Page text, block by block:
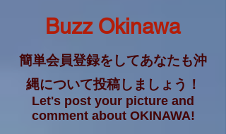
Buzz Okinawa
簡単会員登録をしてあなたも沖
縄について投稿しましょう！
Let's post your picture and
comment about OKINAWA!